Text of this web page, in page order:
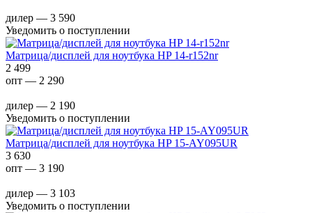
дилер — 3 590
Уведомить о поступлении
Матрица/дисплей для ноутбука HP 14-r152nr
2 499
опт — 2 290
дилер — 2 190
Уведомить о поступлении
Матрица/дисплей для ноутбука HP 15-AY095UR
3 630
опт — 3 190
дилер — 3 103
Уведомить о поступлении